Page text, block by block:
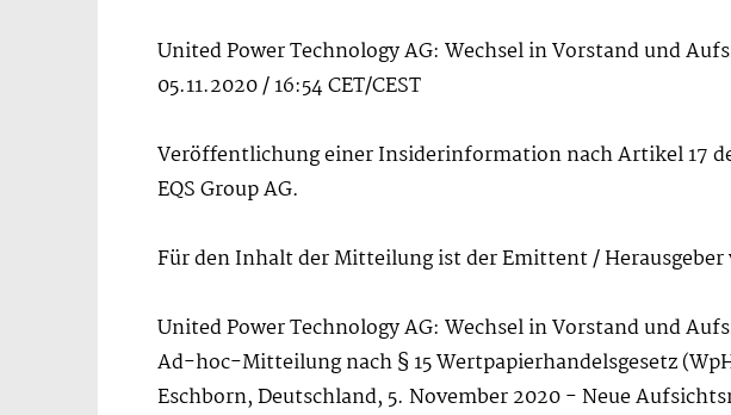
United Power Technology AG: Wechsel in Vorstand und
05.11.2020 / 16:54 CET/CEST
Veröffentlichung einer Insiderinformation nach Artikel 17
EQS Group AG.
Für den Inhalt der Mitteilung ist der Emittent /
United Power Technology AG: Wechsel in Vorstand und
Ad-hoc-Mitteilung nach § 15 Wertpapierhandelsgesetz
Eschborn, Deutschland, 5. November 2020 - Neue